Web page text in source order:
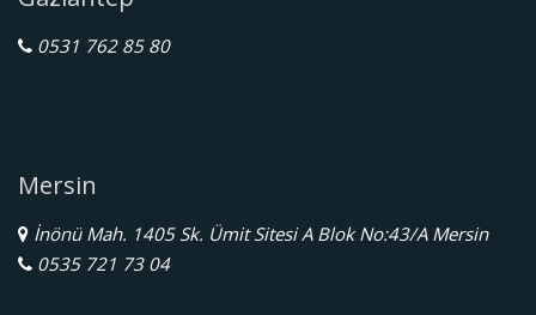
0531 762 85 80
Mersin
İnönü Mah. 1405 Sk. Ümit Sitesi A Blok No:43/A Mersin
0535 721 73 04